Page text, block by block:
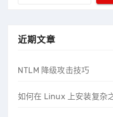
近期文章
NTLM 降级攻击技巧
如何在 Linux 上安装复杂